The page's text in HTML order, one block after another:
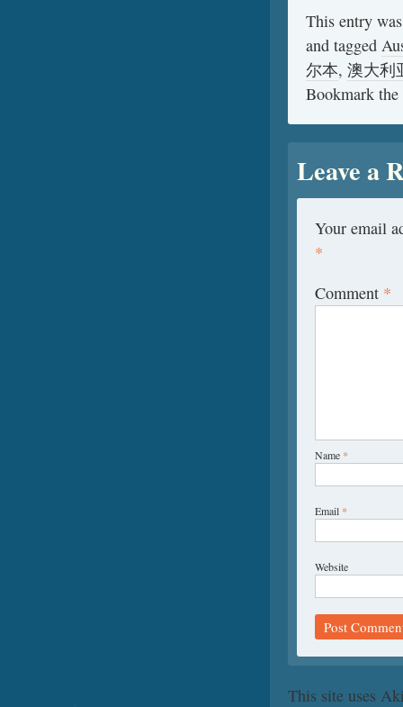
This entry
and tagged
尔本, 澳大利
Bookmark the
Leave a
Your email
*
Comment *
Name *
Email *
Website
This site uses